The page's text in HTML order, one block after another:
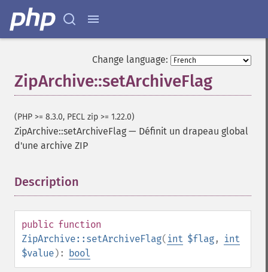
Change language:
ZipArchive::setArchiveFlag
(PHP >= 8.3.0, PECL zip >= 1.22.0)
ZipArchive::setArchiveFlag — Définit un drapeau global
d'une archive ZIP
Description
public function
ZipArchive::setArchiveFlag( int $flag,
int
$value): bool